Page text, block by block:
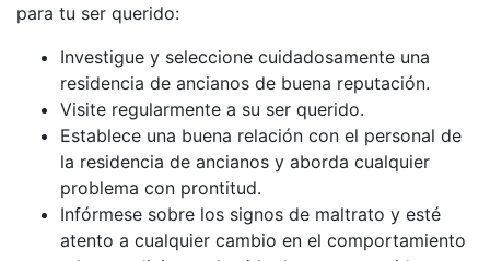
para tu ser querido:
Investigue y seleccione cuidadosamente una
residencia de ancianos de buena reputación.
Visite regularmente a su ser querido.
Establece una buena relación con el personal de
la residencia de ancianos y aborda cualquier
problema con prontitud.
Infórmese sobre los signos de maltrato y esté
atento a cualquier cambio en el comportamiento